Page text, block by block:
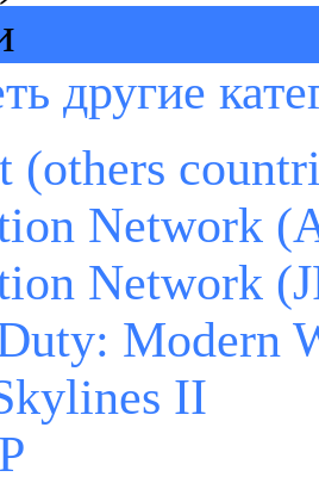
другие
(others
Network
Network
Modern
II